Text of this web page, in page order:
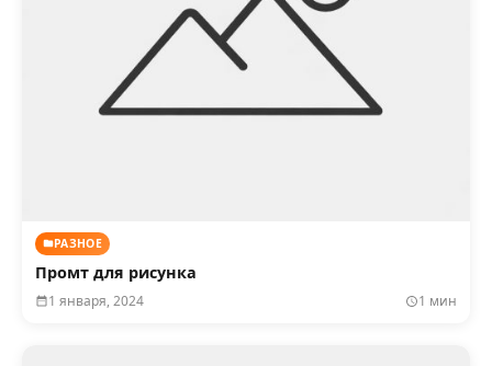
РАЗНОЕ
Промт для рисунка
1 января, 2024 1 мин